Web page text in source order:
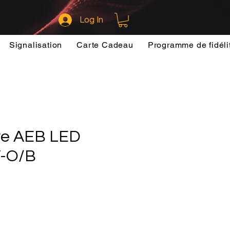
Log In
Signalisation Carte Cadeau Programme de
AEB LED
O/B